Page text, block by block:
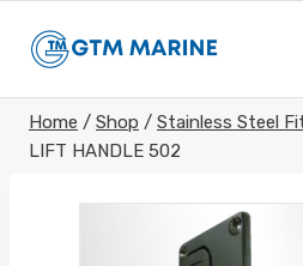
Home / Shop / Stainless Steel
LIFT HANDLE 502